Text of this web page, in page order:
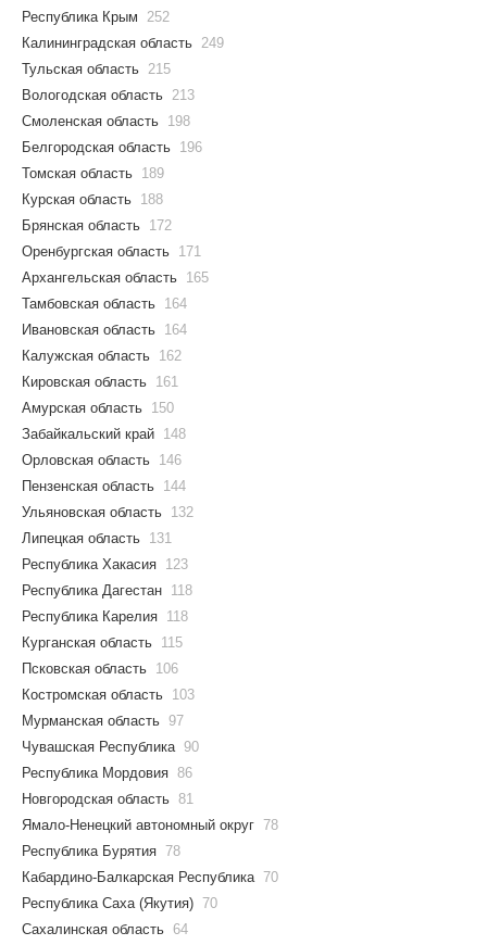
Республика Крым
252
Калининградская область 249
Тульская область 215
Вологодская область 213
Смоленская область 198
Белгородская область 196
Томская область 189
Курская область 188
Брянская область 172
Оренбургская область 171
Архангельская область 165
Тамбовская область 164
Ивановская область 164
Калужская область 162
Кировская область 161
Амурская область 150
Забайкальский край 148
Орловская область 146
Пензенская область 144
Ульяновская область 132
Липецкая область 131
Республика Хакасия 123
Республика Дагестан 118
Республика Карелия 118
Курганская область 115
Псковская область 106
Костромская область 103
Мурманская область 97
Чувашская Республика 90
Республика Мордовия 86
Новгородская область 81
Ямало-Ненецкий автономный округ 78
Республика Бурятия 78
Кабардино-Балкарская Республика 70
Республика Саха (Якутия) 70
Сахалинская область 64